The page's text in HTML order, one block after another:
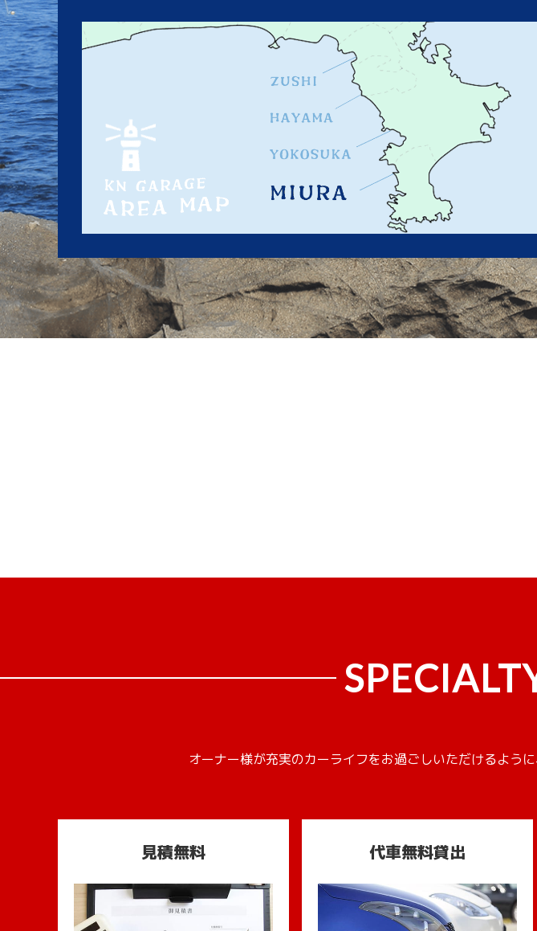
オーナー様が充実のカーライフをお過ごしいただけるよう
見積無料 代車無料貸出